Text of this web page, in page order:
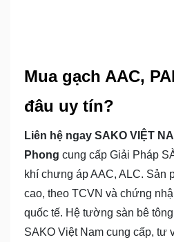
Mua gạch AAC,
đâu uy tín?
Liên hệ ngay SAKO VIỆT
Phong cung cấp Giải Pháp
khí chưng áp AAC, ALC. Sản
cao, theo TCVN và chứng
quốc tế. Hệ tường sàn bê
SAKO Việt Nam cung cấp, tư